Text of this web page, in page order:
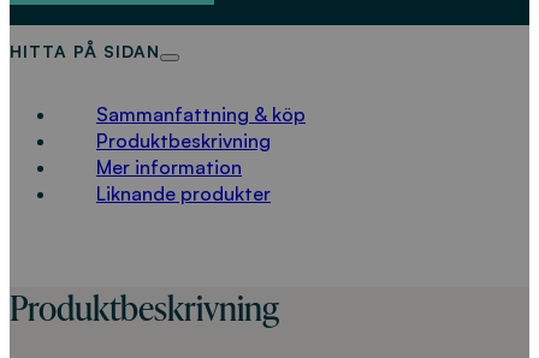
HITTA PÅ SIDAN
Sammanfattning & köp
Produktbeskrivning
Mer information
Liknande produkter
Produktbeskrivning